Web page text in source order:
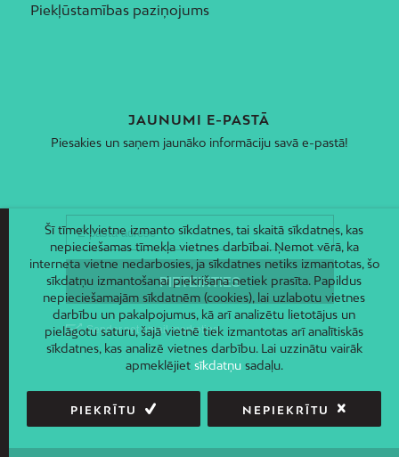
Piekļūstamības paziņojums
JAUNUMI E-PASTĀ
Piesakies un saņem jaunāko informāciju savā e-pastā!
Šī tīmekļvietne izmanto sīkdatnes, tai skaitā sīkdatnes, kas
nepieciešamas tīmekļa vietnes darbībai. Ņemot vērā, ka
interneta vietne nedarbosies, ja sīkdatnes netiks izmantotas, šo
sīkdatņu izmantošanai piekrišana netiek prasīta. Papildus
nepieciešamajām sīkdatnēm (cookies), lai uzlabotu vietnes
darbību un pakalpojumus, kā arī analizētu lietotājus un
pielāgotu saturu, šajā vietnē tiek izmantotas arī analītiskās
sīkdatnes, kas analizē vietnes darbību. Lai uzzinātu vairāk
apmeklējiet sīkdatņusadaļu.
PIEKRĪTU NEPIEKRĪTU